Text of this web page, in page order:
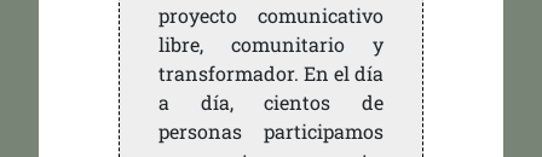
proyecto comunicativo
libre, comunitario y
transformador. En el día
a día, cientos de
personas participamos